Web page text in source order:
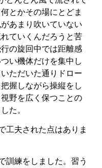
とかその場にとどま
あまり吹いていない
ていくんだろうと苦
の旋回中では距離感
い機体だけを集中し
ただいた通りドロー
握しながら操縦をし
野を広く保つことの
た。
工夫された点はありま
訓練をしました。習う